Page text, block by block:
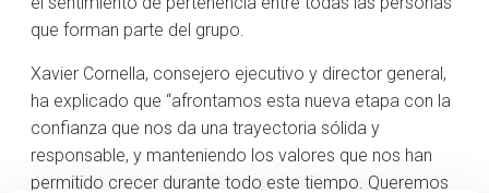
que forman parte del grupo.
Xavier Cornella, consejero ejecutivo y director general,
ha explicado que “afrontamos esta nueva etapa con la
confianza que nos da una trayectoria sólida y
responsable, y manteniendo los valores que nos han
permitido crecer durante todo este tiempo. Queremos